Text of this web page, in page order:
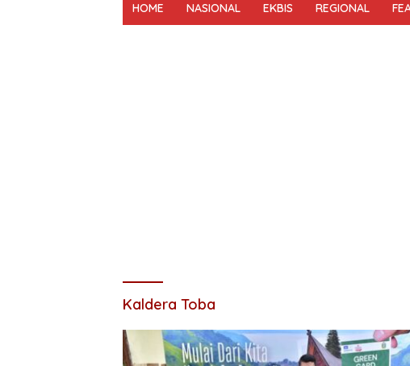
HOME NASIONAL EKBIS REGIONAL
Kaldera Toba